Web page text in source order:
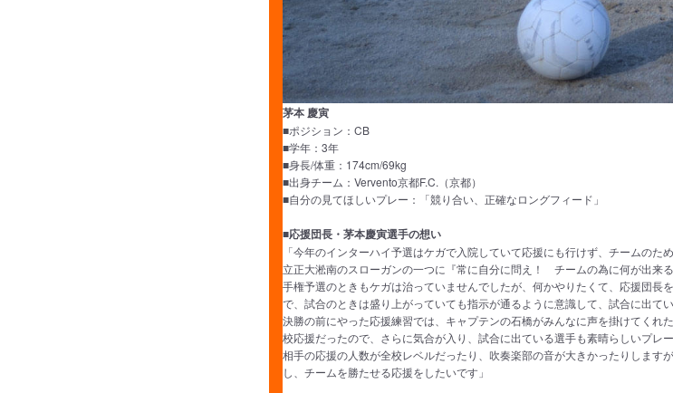
茅本 慶寅
■ポジション：CB
■学年：3年
■身長/体重：174cm/69kg
■出身チーム：Vervento京都F.C.（京都）
■自分の見てほしいプレー：「競り合い、正確なロングフィード」
■応援団長・茅本慶寅選手の想い
「今年のインターハイ予選はケガで入院していて応援にも行けず、チームのた
立正大淞南のスローガンの一つに『常に自分に問え！ チームの為に何が出来
手権予選のときもケガは治っていませんでしたが、何かやりたくて、応援団長
で、試合のときは盛り上がっていても指示が通るように意識して、試合に出て
決勝の前にやった応援練習では、キャプテンの石橋がみんなに声を掛けてくれ
校応援だったので、さらに気合が入り、試合に出ている選手も素晴らしいプレ
相手の応援の人数が全校レベルだったり、吹奏楽部の音が大きかったりします
し、チームを勝たせる応援をしたいです」